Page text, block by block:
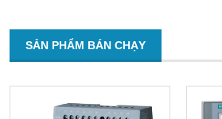
SẢN PHẨM BÁN CHẠY